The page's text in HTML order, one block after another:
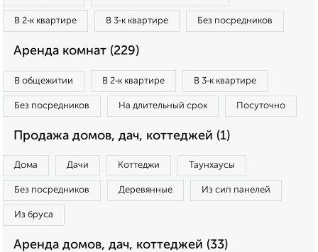
В 2‑к квартире В 3‑к квартире Без посредников
Аренда комнат (229)
В общежитии В 2‑к квартире В 3‑к квартире
Без посредников На длительный срок Посуточно
Продажа домов, дач, коттеджей (1)
Дома Дачи Коттеджи Таунхаусы
Без посредников Деревянные Из сип панелей
Из бруса
Аренда домов, дач, коттеджей (33)